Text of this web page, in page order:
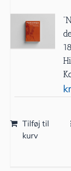
Tilføj til
kurv